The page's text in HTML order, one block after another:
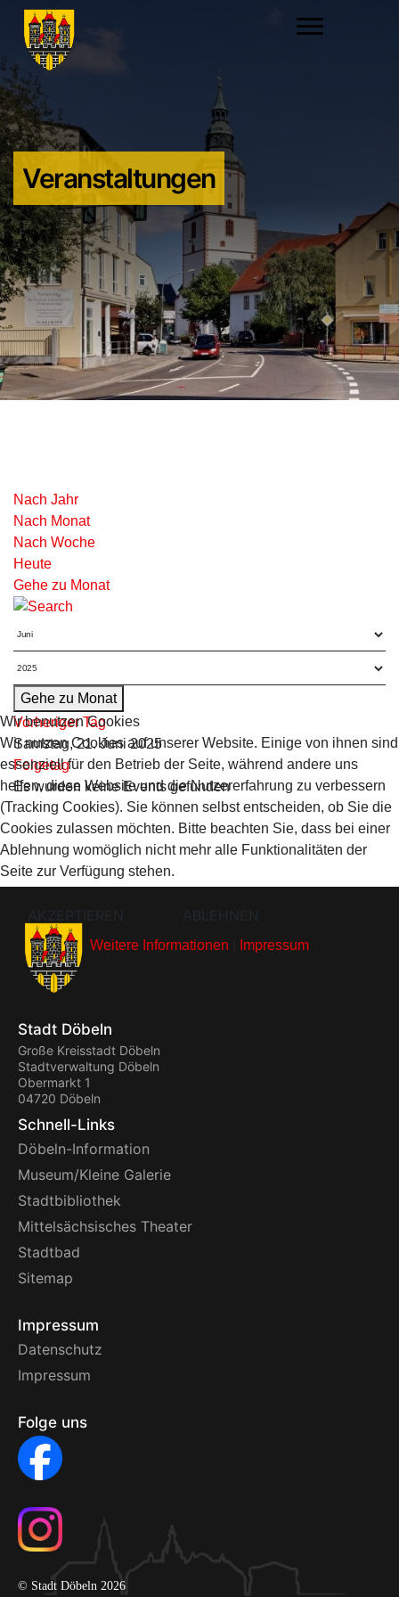
Veranstaltungen
Nach Jahr
Nach Monat
Nach Woche
Heute
Gehe zu Monat
Gehe zu Monat
Vorheriger Tag
Samstag, 21. Juni 2025
Folgetag
Es wurden keine Events gefunden
Stadt Döbeln
Große Kreisstadt Döbeln
Stadtverwaltung Döbeln
Obermarkt 1
04720 Döbeln
Schnell-Links
Döbeln-Information
Museum/Kleine Galerie
Stadtbibliothek
Mittelsächsisches Theater
Stadtbad
Sitemap
Impressum
Datenschutz
Impressum
Folge uns
© Stadt Döbeln 2026
Wir benutzen Cookies
Wir nutzen Cookies auf unserer Website. Einige von ihnen sind
essenziell für den Betrieb der Seite, während andere uns
helfen, diese Website und die Nutzererfahrung zu verbessern
(Tracking Cookies). Sie können selbst entscheiden, ob Sie die
Cookies zulassen möchten. Bitte beachten Sie, dass bei einer
Ablehnung womöglich nicht mehr alle Funktionalitäten der
Seite zur Verfügung stehen.
Weitere Informationen Impressum